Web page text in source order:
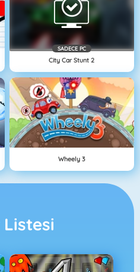
SADECE PC
City Car Stunt 2
Wheely 3
Listesi